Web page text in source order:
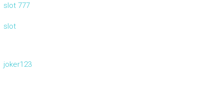
slot 777
slot
joker123